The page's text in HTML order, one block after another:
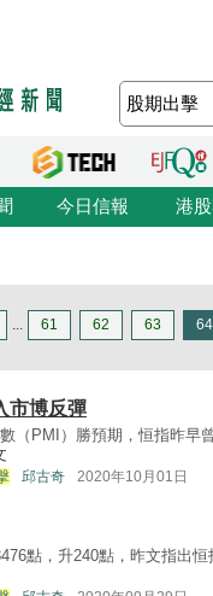
今日信報 港
... 61 62 63 64
市博反彈
（PMI）勝預期，恒指昨早
邱古奇 2020年10月01日
點，升240點，昨文指出